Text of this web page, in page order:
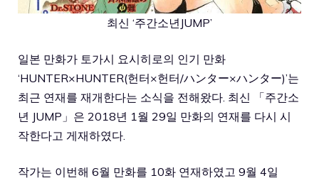
최신 ‘주간소년JUMP’
일본 만화가 토가시 요시히로의 인기 만화
‘HUNTER×HUNTER(헌터×헌터/ハンター×ハンター)’는
최근 연재를 재개한다는 소식을 전해왔다. 최신 「주간소
년 JUMP」은 2018년 1월 29일 만화의 연재를 다시 시
작한다고 게재하였다.
작가는 이번해 6월 만화를 10화 연재하였고 9월 4일